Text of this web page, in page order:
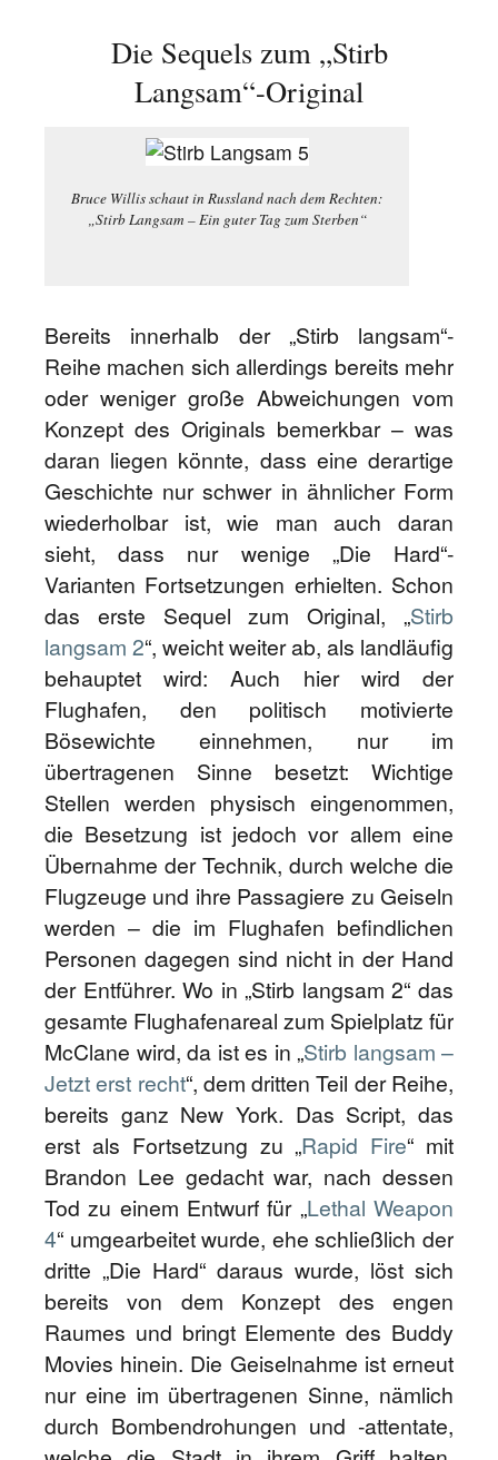
Die Sequels zum „Stirb
Langsam“-Original
Bruce Willis schaut in Russland nach dem Rechten:
„Stirb Langsam – Ein guter Tag zum Sterben“
Bereits innerhalb der „Stirb langsam“-
Reihe machen sich allerdings bereits mehr
oder weniger große Abweichungen vom
Konzept des Originals bemerkbar – was
daran liegen könnte, dass eine derartige
Geschichte nur schwer in ähnlicher Form
wiederholbar ist, wie man auch daran
sieht, dass nur wenige „Die Hard“-
Varianten Fortsetzungen erhielten. Schon
das erste Sequel zum Original, „Stirb
langsam 2“, weicht weiter ab, als landläufig
behauptet wird: Auch hier wird der
Flughafen, den politisch motivierte
Bösewichte einnehmen, nur im
übertragenen Sinne besetzt: Wichtige
Stellen werden physisch eingenommen,
die Besetzung ist jedoch vor allem eine
Übernahme der Technik, durch welche die
Flugzeuge und ihre Passagiere zu Geiseln
werden – die im Flughafen befindlichen
Personen dagegen sind nicht in der Hand
der Entführer. Wo in „Stirb langsam 2“ das
gesamte Flughafenareal zum Spielplatz für
McClane wird, da ist es in „Stirb langsam –
Jetzt erst recht“, dem dritten Teil der Reihe,
bereits ganz New York. Das Script, das
erst als Fortsetzung zu „Rapid Fire“ mit
Brandon Lee gedacht war, nach dessen
Tod zu einem Entwurf für „Lethal Weapon
4“ umgearbeitet wurde, ehe schließlich der
dritte „Die Hard“ daraus wurde, löst sich
bereits von dem Konzept des engen
Raumes und bringt Elemente des Buddy
Movies hinein. Die Geiselnahme ist erneut
nur eine im übertragenen Sinne, nämlich
durch Bombendrohungen und -attentate,